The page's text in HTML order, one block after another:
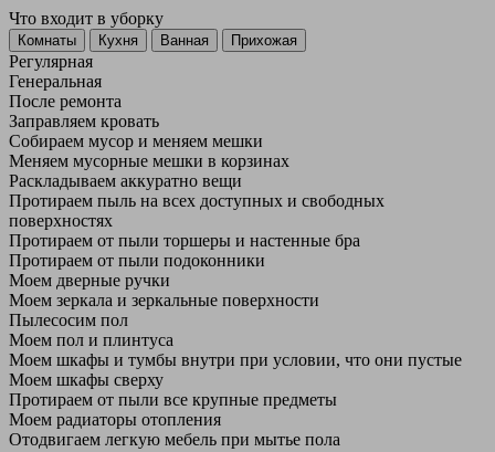
Что входит в уборку
Регу­лярная
Гене­ральная
После ремонта
Заправляем кровать
Собираем мусор и меняем мешки
Меняем мусорные мешки в корзинах
Раскладываем аккуратно вещи
Протираем пыль на всех доступных и свободных
поверхностях
Протираем от пыли торшеры и настенные бра
Протираем от пыли подоконники
Моем дверные ручки
Моем зеркала и зеркальные поверхности
Пылесосим пол
Моем пол и плинтуса
Моем шкафы и тумбы внутри при условии, что они пустые
Моем шкафы сверху
Протираем от пыли все крупные предметы
Моем радиаторы отопления
Отодвигаем легкую мебель при мытье пола